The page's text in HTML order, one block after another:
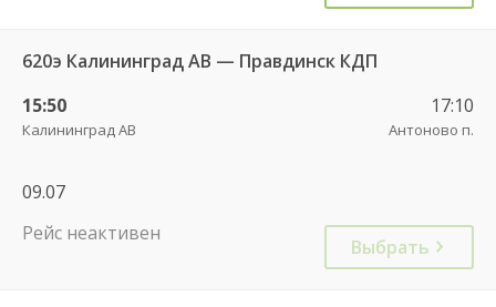
620э Калининград АВ — Правдинск КДП
15:50
Калининград АВ
17:10
Антоново п.
09.07
Рейс неактивен
Выбрать